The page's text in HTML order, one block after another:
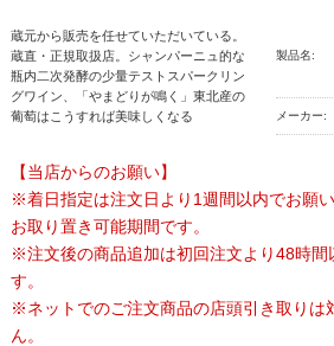
蔵元から販売を任せていただいている。
蔵直・正規取扱店。シャンパーニュ的な
瓶内二次発酵の少量テストスパークリン
グワイン、「やまどりが鳴く」東北産の
葡萄はこうすれば美味しくなる
製品名:
メーカー:
【当店からのお願い】
※着日指定は注文日より1週間以内でお願
お取り置き可能期間です。
※注文後の商品追加は初回注文より48時間
す。
※ネットでのご注文商品の店頭引き取りは
ん。